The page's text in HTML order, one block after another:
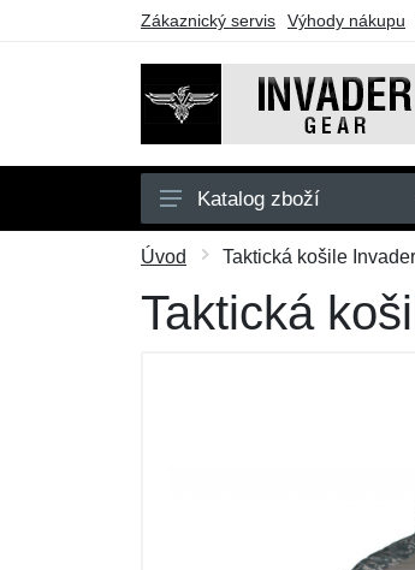
Zákaznický servis Výhody nákupu
Pánské
Doplňky
Katalog zboží
Úvod Taktická košile
Taktická